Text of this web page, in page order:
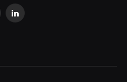
LinkedIn